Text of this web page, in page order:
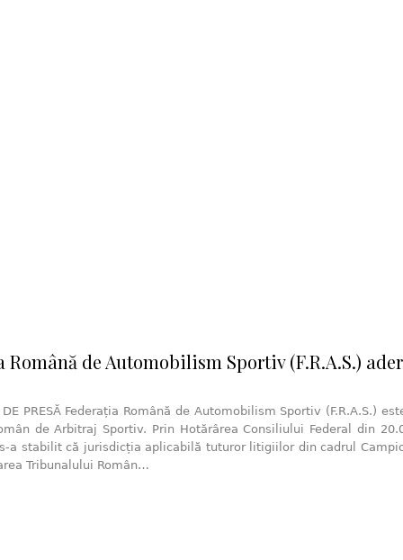
Română de Automobilism Sportiv (F.R.A.S.)
DE PRESĂ Federația Română de Automobilism Sportiv (F.R.A.S.)
de Arbitraj Sportiv. Prin Hotărârea Consiliului Federal din
a stabilit că jurisdicția aplicabilă tuturor litigiilor din cadrul
Tribunalului Român…